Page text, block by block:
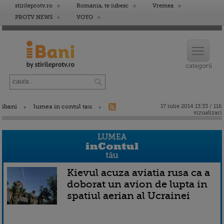
stirileprotv.ro Romania, te iubesc
Vremea
PROTV NEWS
VOYO
ibani lumea in contul tau
17 iulie 2014 13:33 / 116
vizualizari
Kievul acuza aviatia rusa ca a
doborat un avion de lupta in
spatiul aerian al Ucrainei